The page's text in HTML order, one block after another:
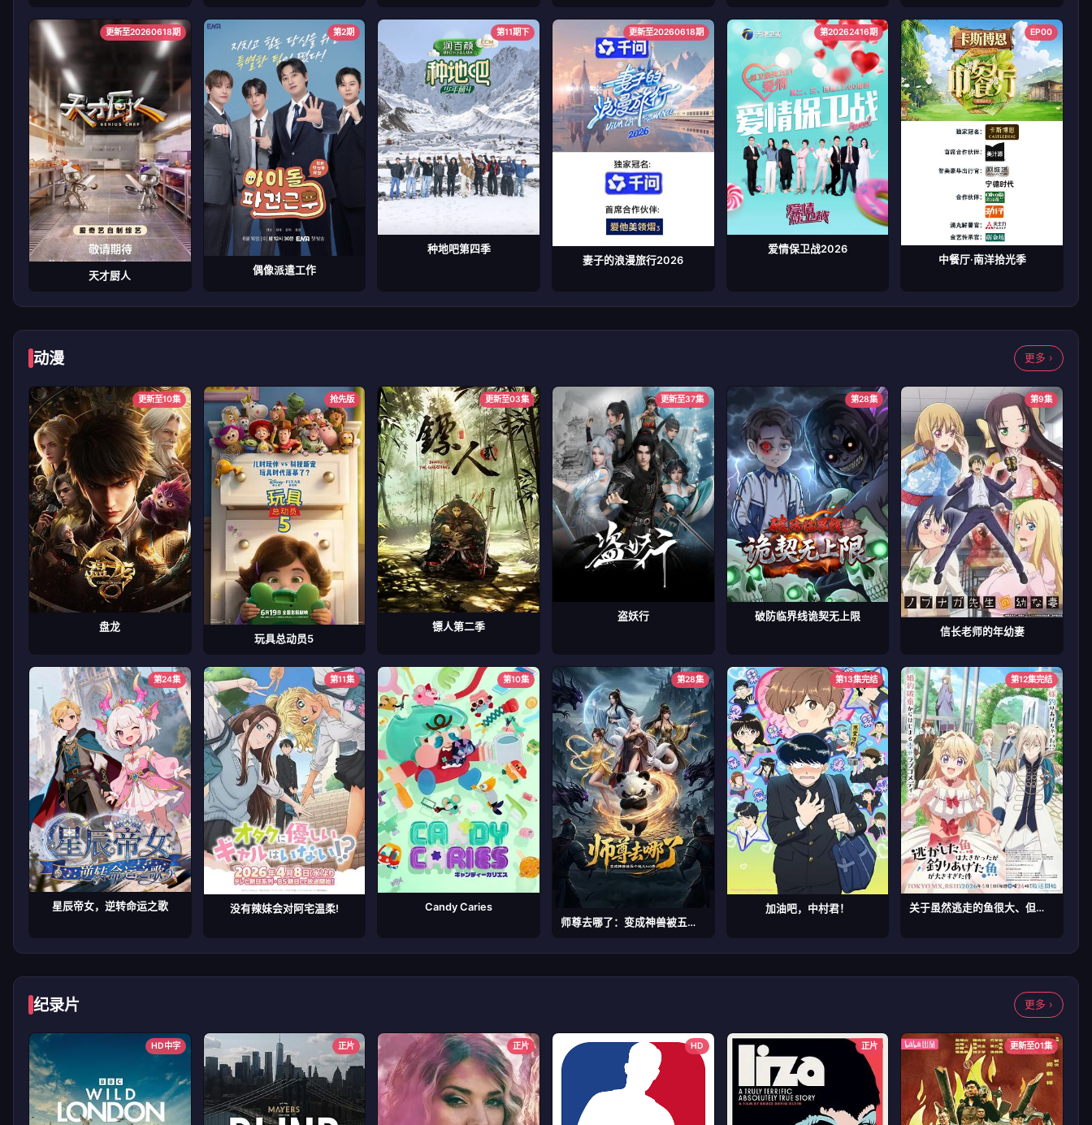
更新至20260618期
天才厨人
第2期
偶像派遣工作
第11期下
种地吧第四季
更新至20260618期
妻子的浪漫旅行2026
第20262416期
爱情保卫战2026
EP00
中餐厅·南洋拾光季
动漫 更多 ›
更新至10集
盘龙
抢先版
玩具总动员5
更新至03集
镖人第二季
更新至37集
盗妖行
第28集
破防临界线诡契无上限
第9集
信长老师的年幼妻
第24集
星辰帝女，逆转命运之歌
第11集
没有辣妹会对阿宅温柔!
第10集
Candy Caries
第28集
师尊去哪了：变成神兽被五个徒儿rua秃
第13集完结
加油吧，中村君！
第12集完结
关于虽然逃走的鱼很大、但钓上来的鱼却太大了这件事
纪录片 更多 ›
HD中字 正片 正片 HD 正片 更新至01集